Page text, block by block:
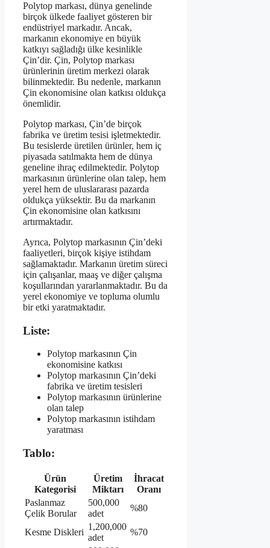
Polytop markası, dünya genelinde
birçok ülkede faaliyet gösteren bir
endüstriyel markadır. Ancak,
markanın ekonomiye en büyük
katkıyı sağladığı ülke kesinlikle
Çin’dir. Çin, Polytop markası
ürünlerinin üretim merkezi olarak
bilinmektedir. Bu nedenle, markanın
Çin ekonomisine olan katkısı oldukça
önemlidir.
Polytop markası, Çin’de birçok
fabrika ve üretim tesisi işletmektedir.
Bu tesislerde üretilen ürünler, hem iç
piyasada satılmakta hem de dünya
geneline ihraç edilmektedir. Polytop
markasının ürünlerine olan talep, hem
yerel hem de uluslararası pazarda
oldukça yüksektir. Bu da markanın
Çin ekonomisine olan katkısını
artırmaktadır.
Ayrıca, Polytop markasının Çin’deki
faaliyetleri, birçok kişiye istihdam
sağlamaktadır. Markanın üretim süreci
için çalışanlar, maaş ve diğer çalışma
koşullarından yararlanmaktadır. Bu da
yerel ekonomiye ve topluma olumlu
bir etki yaratmaktadır.
Liste:
Polytop markasının Çin
ekonomisine katkısı
Polytop markasının Çin’deki
fabrika ve üretim tesisleri
Polytop markasının ürünlerine
olan talep
Polytop markasının istihdam
yaratması
Tablo:
Ürün
Kategorisi
Üretim
Miktarı
İhracat
Oranı
Paslanmaz
Çelik Borular
500,000
adet
%80
Kesme Diskleri
1,200,000
adet
%70